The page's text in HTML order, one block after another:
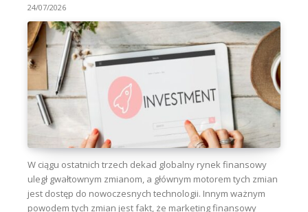
24/07/2026
W ciągu ostatnich trzech dekad globalny rynek finansowy
uległ gwałtownym zmianom, a głównym motorem tych zmian
jest dostęp do nowoczesnych technologii. Innym ważnym
powodem tych zmian jest fakt, że marketing finansowy